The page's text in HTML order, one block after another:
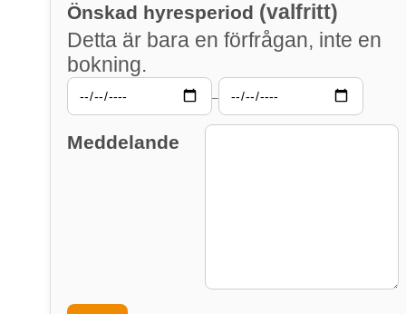
Önskad hyresperiod (valfritt)
Detta är bara en förfrågan, inte en
bokning.
–
Meddelande